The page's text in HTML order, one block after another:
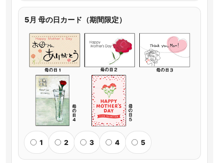
5月 母の日カード（期間限定）
1 2 3 4 5